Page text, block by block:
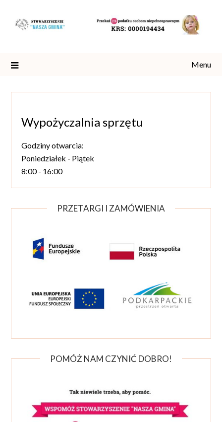
content
Menu
Wypożyczalnia sprzętu
Godziny otwarcia:
Poniedziałek - Piątek
8:00 - 16:00
PRZETARGI I ZAMÓWIENIA
POMÓŻ NAM CZYNIĆ DOBRO!